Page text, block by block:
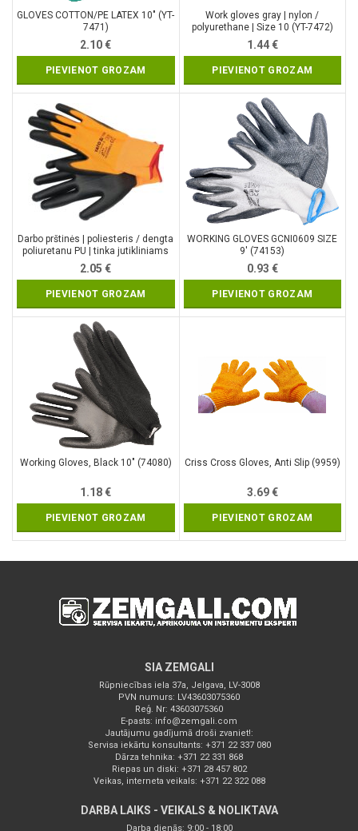
GLOVES COTTON/PE LATEX 10″ (YT-
7471)
2.10€
PIEVIENOT GROZAM
Work gloves gray | nylon /
polyurethane | Size 10 (YT-7472)
1.44€
PIEVIENOT GROZAM
Darbo prštinės | poliesteris / dengta
poliuretanu PU | tinka jutikliniams
ekranaims | 8 dydis (YT-74751)
2.05€
PIEVIENOT GROZAM
WORKING GLOVES GCNI0609 SIZE
9′ (74153)
0.93 €
PIEVIENOT GROZAM
Working Gloves, Black 10″ (74080)
1.18€
PIEVIENOT GROZAM
Criss Cross Gloves, Anti Slip (9959)
3.69€
PIEVIENOT GROZAM
SIA ZEMGALI
Rūpniecības iela 37a, Jelgava, LV-3008
PVN numurs: LV43603075360
Reģ. Nr: 43603075360
E-pasts: info@zemgali.com
Jautājumu gadījumā droši zvaniet!:
Servisa iekārtu konsultants: +371 22 337 080
Dārza tehnika: +371 22 331 868
Riepas un diski: +371 28 457 802
Veikas, interneta veikals: +371 22 322 088
DARBA LAIKS - VEIKALS & NOLIKTAVA
Darba dienās: 9:00 - 18:00